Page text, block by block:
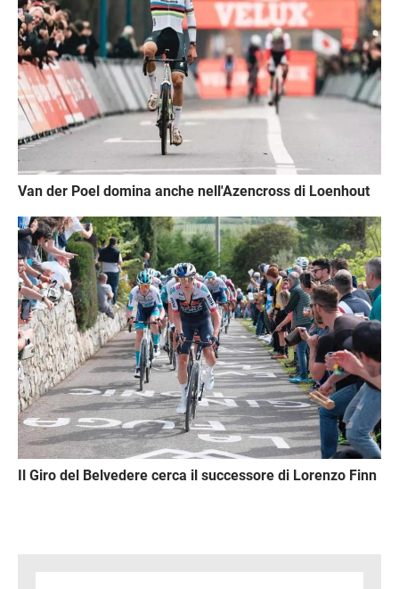
Van der Poel domina anche nell'Azencross di Loenhout
Immagine
Il Giro del Belvedere cerca il successore di Lorenzo Finn